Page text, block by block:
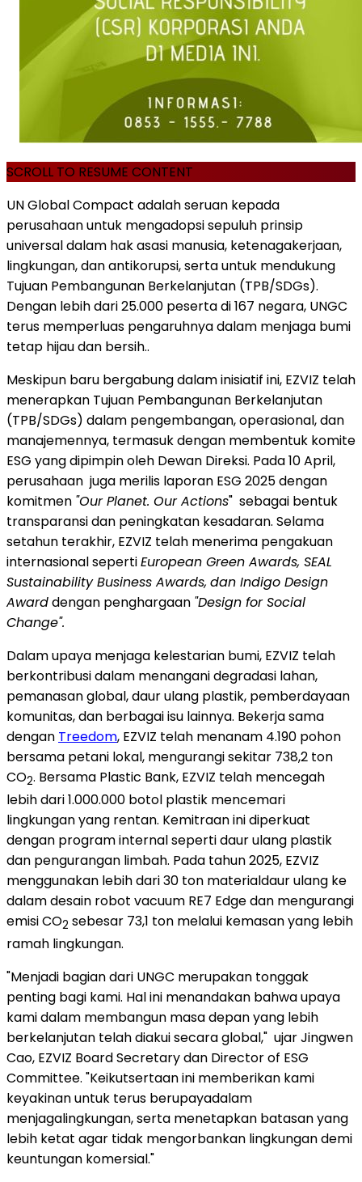
SCROLL TO RESUME CONTENT
UN Global Compact adalah seruan kepada
perusahaan untuk mengadopsi sepuluh prinsip
universal dalam hak asasi manusia, ketenagakerjaan,
lingkungan, dan antikorupsi, serta untuk mendukung
Tujuan Pembangunan Berkelanjutan (TPB/SDGs).
Dengan lebih dari 25.000 peserta di 167 negara, UNGC
terus memperluas pengaruhnya dalam menjaga bumi
tetap hijau dan bersih..
Meskipun baru bergabung dalam inisiatif ini, EZVIZ telah
menerapkan Tujuan Pembangunan Berkelanjutan
(TPB/SDGs) dalam pengembangan, operasional, dan
manajemennya, termasuk dengan membentuk komite
ESG yang dipimpin oleh Dewan Direksi. Pada 10 April,
perusahaan juga merilis laporan ESG 2025 dengan
komitmen "Our Planet. Our Actions" sebagai bentuk
transparansi dan peningkatan kesadaran. Selama
setahun terakhir, EZVIZ telah menerima pengakuan
internasional sepertiEuropean Green Awards, SEAL
Sustainability Business Awards, dan Indigo Design
Awarddengan penghargaan "Design for Social
Change".
Dalam upaya menjaga kelestarian bumi, EZVIZ telah
berkontribusi dalam menangani degradasi lahan,
pemanasan global, daur ulang plastik, pemberdayaan
komunitas, dan berbagai isu lainnya. Bekerja sama
dengan Treedom, EZVIZ telah menanam 4.190 pohon
bersama petani lokal, mengurangi sekitar 738,2 ton
CO2. Bersama Plastic Bank, EZVIZ telah mencegah
lebih dari 1.000.000 botol plastik mencemari
lingkungan yang rentan. Kemitraan ini diperkuat
dengan program internal seperti daur ulang plastik
dan pengurangan limbah. Pada tahun 2025, EZVIZ
menggunakan lebih dari 30 ton materialdaur ulang ke
dalam desain robot vacuum RE7 Edge dan mengurangi
emisi CO2 sebesar 73,1 ton melalui kemasan yang lebih
ramah lingkungan.
"Menjadi bagian dari UNGC merupakan tonggak
penting bagi kami. Hal ini menandakan bahwa upaya
kami dalam membangun masa depan yang lebih
berkelanjutan telah diakui secara global," ujar Jingwen
Cao, EZVIZ Board Secretary dan Director of ESG
Committee. "Keikutsertaan ini memberikan kami
keyakinan untuk terus berupayadalam
menjagalingkungan, serta menetapkan batasan yang
lebih ketat agar tidak mengorbankan lingkungan demi
keuntungan komersial."